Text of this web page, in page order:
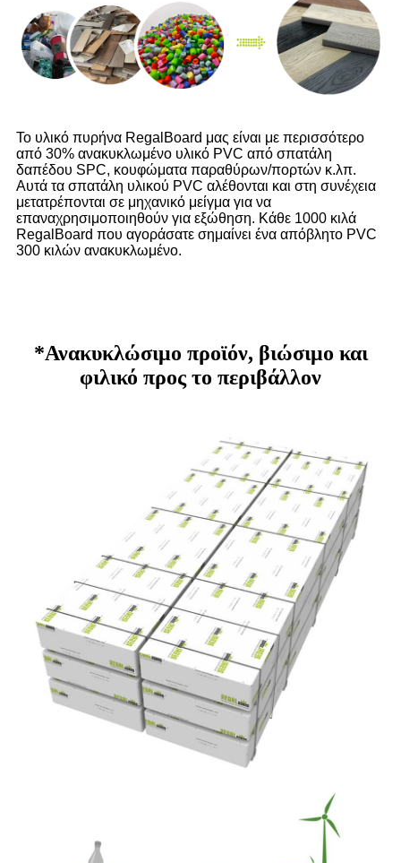
Το υλικό πυρήνα RegalBoard μας είναι με περισσότερο
από 30% ανακυκλωμένο υλικό PVC από σπατάλη
δαπέδου SPC, κουφώματα παραθύρων/πορτών κ.λπ.
Αυτά τα σπατάλη υλικού PVC αλέθονται και στη συνέχεια
μετατρέπονται σε μηχανικό μείγμα για να
επαναχρησιμοποιηθούν για εξώθηση. Κάθε 1000 κιλά
RegalBoard που αγοράσατε σημαίνει ένα απόβλητο PVC
300 κιλών ανακυκλωμένο.
*Ανακυκλώσιμο προϊόν, βιώσιμο και
φιλικό προς το περιβάλλον